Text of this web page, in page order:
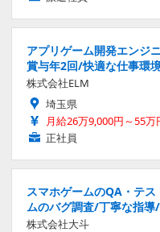
アプリゲーム開発エンジ
賞与年2回/快適な仕事環
株式会社ELM
埼玉県
月給26万9,000円～55万
正社員
スマホゲームのQA・テ
ムのバグ調査/丁寧な指
株式会社大斗